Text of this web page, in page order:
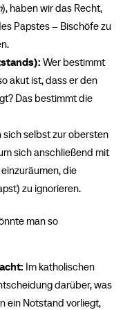
), haben wir das Recht,
Papstes – Bischöfe zu
Wer bestimmt
akut ist, dass er den
Das bestimmt die
sich selbst zur obersten
sich anschließend mit
die
zu ignorieren.
man so
Im katholischen
darüber, was
ein Notstand vorliegt,